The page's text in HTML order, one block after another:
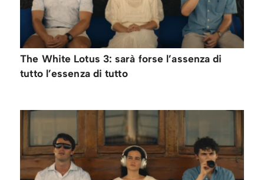
The White Lotus 3: sarà forse l’assenza di
tutto l’essenza di tutto